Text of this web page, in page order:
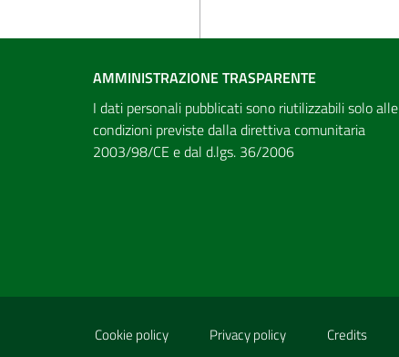
AMMINISTRAZIONE TRASPARENTE
I dati personali pubblicati sono riutilizzabili solo alle
condizioni previste dalla direttiva comunitaria
2003/98/CE e dal d.lgs. 36/2006
Cookie policy Privacy policy Credits